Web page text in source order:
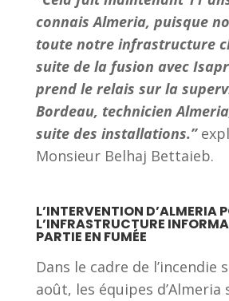
connais Almeria, puisque
toute notre infrastructure
suite de la fusion avec
prend le relais sur la
Bordeau, technicien
suite des installations.”
Monsieur Belhaj Bettaieb.
L’INTERVENTION D’ALMERIA
L’INFRASTRUCTURE
PARTIE EN FUMÉE
Dans le cadre de l’incendie
août, les équipes d’Almeria